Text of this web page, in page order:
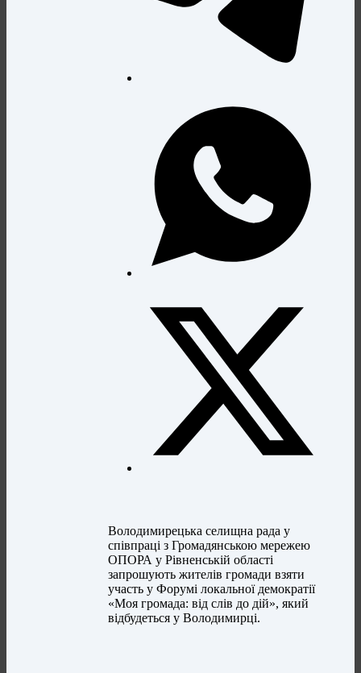
Володимирецька селищна рада у
співпраці з Громадянською мережею
ОПОРА у Рівненській області
запрошують жителів громади взяти
участь у Форумі локальної демократії
«Моя громада: від слів до дій», який
відбудеться у Володимирці.